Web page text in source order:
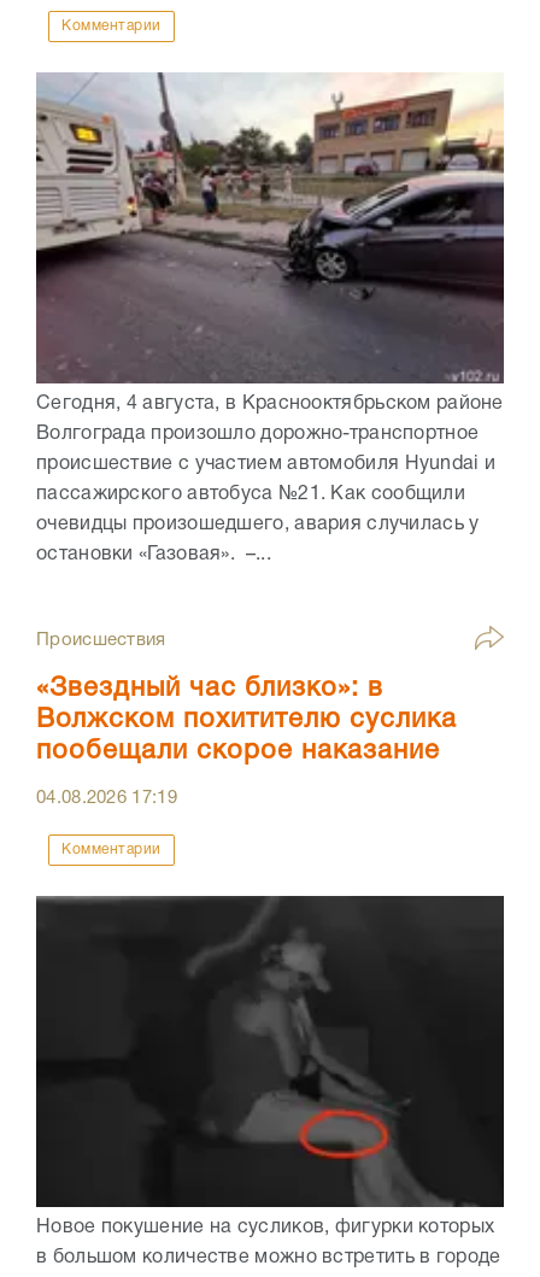
Комментарии
Сегодня, 4 августа, в Краснооктябрьском районе
Волгограда произошло дорожно-транспортное
происшествие с участием автомобиля Hyundai и
пассажирского автобуса №21. Как сообщили
очевидцы произошедшего, авария случилась у
остановки «Газовая». –...
Происшествия
«Звездный час близко»: в
Волжском похитителю суслика
пообещали скорое наказание
04.08.2026 17:19
Комментарии
Новое покушение на сусликов, фигурки которых
в большом количестве можно встретить в городе